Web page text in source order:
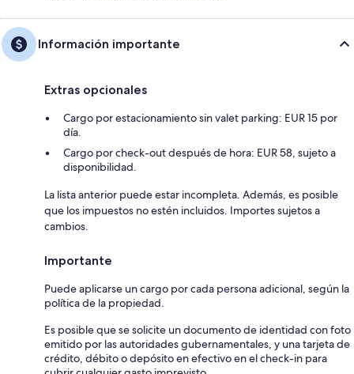
Información importante
Extras opcionales
Cargo por estacionamiento sin valet parking: EUR 15 por
día.
Cargo por check-out después de hora: EUR 58, sujeto a
disponibilidad.
La lista anterior puede estar incompleta. Además, es posible
que los impuestos no estén incluidos. Importes sujetos a
cambios.
Importante
Puede aplicarse un cargo por cada persona adicional, según la
política de la propiedad.
Es posible que se solicite un documento de identidad con foto
emitido por las autoridades gubernamentales, y una tarjeta de
crédito, débito o depósito en efectivo en el check-in para